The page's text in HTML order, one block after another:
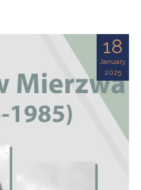
18
January
2025